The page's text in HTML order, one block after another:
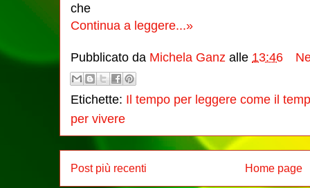
che
Continua a leggere...»
Pubblicato da Michela Ganz alle 13:46
Etichette: Il tempo per leggere come il
per vivere
Post più recenti Home page